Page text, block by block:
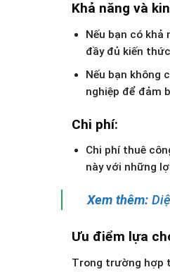
Khả năng và
Nếu bạn có khả
đầy đủ kiến
Nếu bạn không
nghiệp để đảm
Chi phí:
Chi phí thuê
này với những
Xem thêm:
Ưu điểm lựa
Trong trường hợp